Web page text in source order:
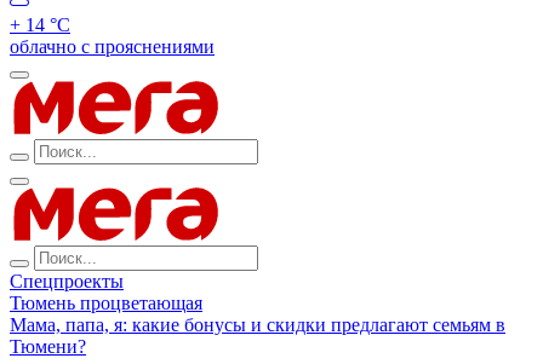
+ 14 °С
облачно с прояснениями
Спецпроекты
Тюмень процветающая
Мама, папа, я: какие бонусы и скидки предлагают семьям в
Тюмени?